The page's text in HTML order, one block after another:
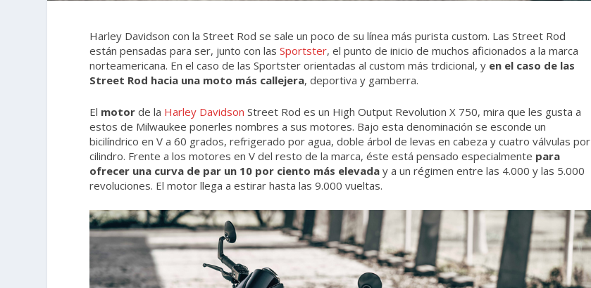
Harley Davidson con la Street Rod se sale un poco de su línea más purista custom. Las Street Rod
están pensadas para ser, junto con lasSportster, el punto de inicio de muchos aficionados a la marca
norteamericana. En el caso de las Sportster orientadas al custom más trdicional, y en el caso de las
Street Rod hacia una moto más callejera, deportiva y gamberra.
El motor de la Harley Davidson Street Rod es un High Output Revolution X 750, mira que les gusta a
estos de Milwaukee ponerles nombres a sus motores. Bajo esta denominación se esconde un
bicilíndrico en V a 60 grados, refrigerado por agua, doble árbol de levas en cabeza y cuatro válvulas por
cilindro. Frente a los motores en V del resto de la marca, éste está pensado especialmente para
ofrecer una curva de par un 10 por ciento más elevada y a un régimen entre las 4.000 y las 5.000
revoluciones. El motor llega a estirar hasta las 9.000 vueltas.